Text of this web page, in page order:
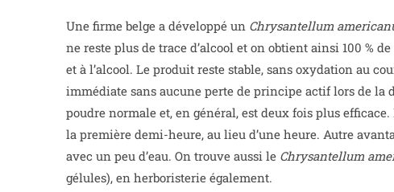
Une firme belge a développé un Chrysantellum
ne reste plus de trace d’alcool et on obtient ainsi 100 %
et à l’alcool. Le produit reste stable, sans oxydation au
immédiate sans aucune perte de principe actif lors de la
poudre normale et, en général, est deux fois plus
la première demi-heure, au lieu d’une heure. Autre
avec un peu d’eau. On trouve aussi le Chrysantellum
gélules), en herboristerie également.